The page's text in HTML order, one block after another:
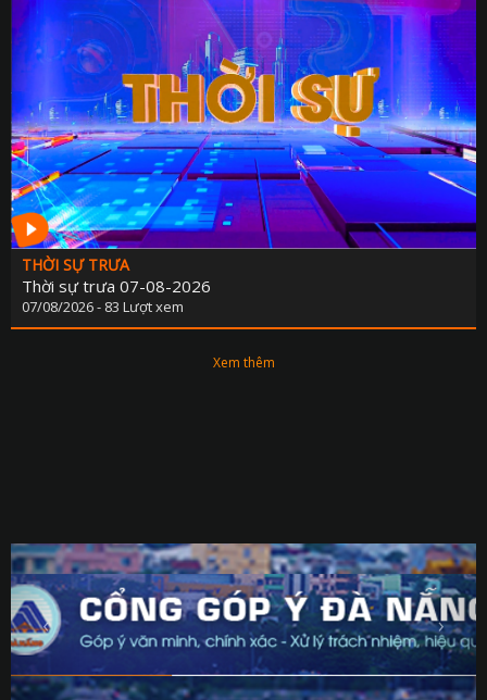
THỜI SỰ TRƯA
Thời sự trưa 07-08-2026
07/08/2026 - 83 Lượt xem
Xem thêm